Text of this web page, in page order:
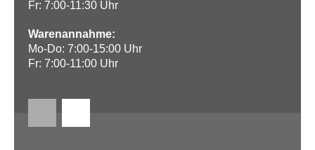
Fr: 7:00-11:30 Uhr
Warenannahme:
Mo-Do: 7:00-15:00 Uhr
Fr: 7:00-11:00 Uhr